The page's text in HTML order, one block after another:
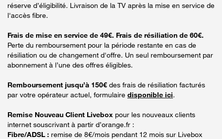
réserve d’éligibilité. Livraison de la TV après la mise en service de
l'accès fibre.
Frais de mise en service de 49€. Frais de résiliation de 60€.
Perte du remboursement pour la période restante en cas de
résiliation ou de changement d'offre. Un seul remboursement par
abonnement à l’une des offres éligibles.
Remboursement jusqu’à 150€ des frais de résiliation facturés
par votre opérateur actuel, formulaire disponible ici.
Remise Nouveau Client Livebox pour les nouveaux clients
internet souscrivant à partir d’orange.fr :
Fibre/ADSL : remise de 8€/mois pendant 12 mois sur Livebox